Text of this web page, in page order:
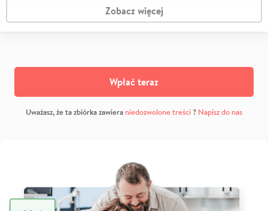
Zobacz więcej
Wpłać teraz
Uważasz, że ta zbiórka zawiera niedozwolone treści? Napisz do nas